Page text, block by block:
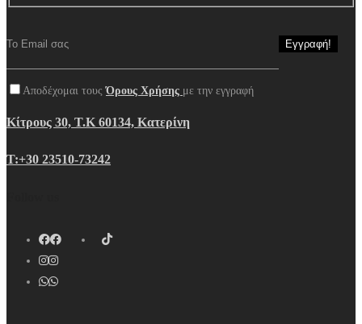
Αποδέχομαι τουςΌρους Χρήσης με την εγγραφή
Κίτρους 30, Τ.Κ 60134, Κατερίνη
Τ:+30 23510-73242